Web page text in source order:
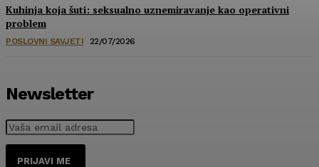
Kuhinja koja šuti: seksualno uznemiravanje kao operativni
problem
POSLOVNI SAVJETI 22/07/2026
Newsletter
PRIJAVI ME